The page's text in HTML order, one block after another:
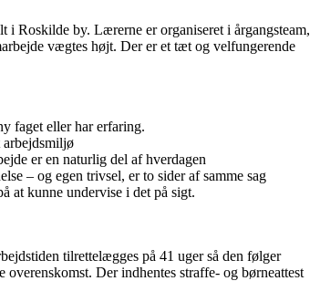
i Roskilde by. Lærerne er organiseret i årgangsteam,
vægtes højt. Der er et tæt og velfungerende
faget eller har erfaring.
er en naturlig del af hverdagen
– og egen trivsel, er to sider af samme sag
at kunne undervise i det på sigt.
tilrettelægges på 41 uger så den følger
Der indhentes straffe- og børneattest